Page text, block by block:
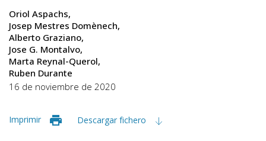
Oriol Aspachs
Josep Mestres Domènech
Alberto Graziano
Jose G. Montalvo
Marta Reynal-Querol
Ruben Durante
16 de noviembre de 2020
Imprimir Descargar fichero